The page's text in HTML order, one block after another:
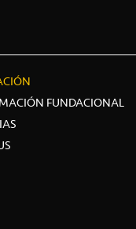
FUNDACIONAL